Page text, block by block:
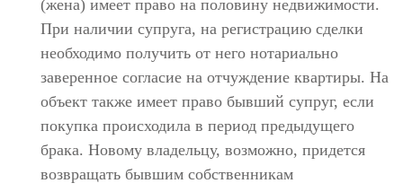
(жена) имеет право на половину недвижимости.
При наличии супруга, на регистрацию сделки
необходимо получить от него нотариально
заверенное согласие на отчуждение квартиры. На
объект также имеет право бывший супруг, если
покупка происходила в период предыдущего
брака. Новому владельцу, возможно, придется
возвращать бывшим собственникам